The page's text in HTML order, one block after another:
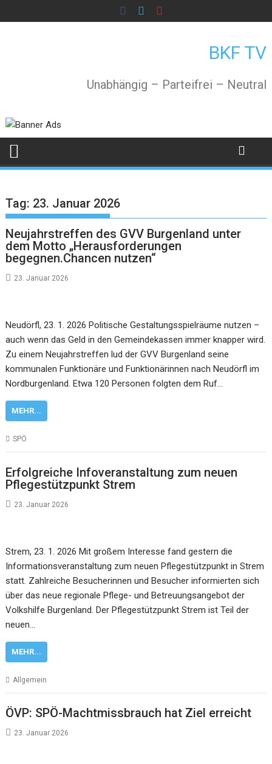
to
BKF TV
Unabhängig – Parteifrei – Neutral
Tag: 23. Januar 2026
Neujahrstreffen des GVV Burgenland unter
dem Motto „Herausforderungen
begegnen.Chancen nutzen“
23. Januar 2026
Neudörfl, 23. 1. 2026 Politische Gestaltungsspielräume nutzen –
auch wenn das Geld in den Gemeindekassen immer knapper wird.
Zu einem Neujahrstreffen lud der GVV Burgenland seine
kommunalen Funktionäre und Funktionärinnen nach Neudörfl im
Nordburgenland. Etwa 120 Personen folgten dem Ruf…
MEHR...
SPÖ
Erfolgreiche Infoveranstaltung zum neuen
Pflegestützpunkt Strem
23. Januar 2026
Strem, 23. 1. 2026 Mit großem Interesse fand gestern die
Informationsveranstaltung zum neuen Pflegestützpunkt in Strem
statt. Zahlreiche Besucherinnen und Besucher informierten sich
über das neue regionale Pflege- und Betreuungsangebot der
Volkshilfe Burgenland. Der Pflegestützpunkt Strem ist Teil der
neuen…
MEHR...
Allgemein
ÖVP: SPÖ-Machtmissbrauch hat Ziel erreicht
23. Januar 2026